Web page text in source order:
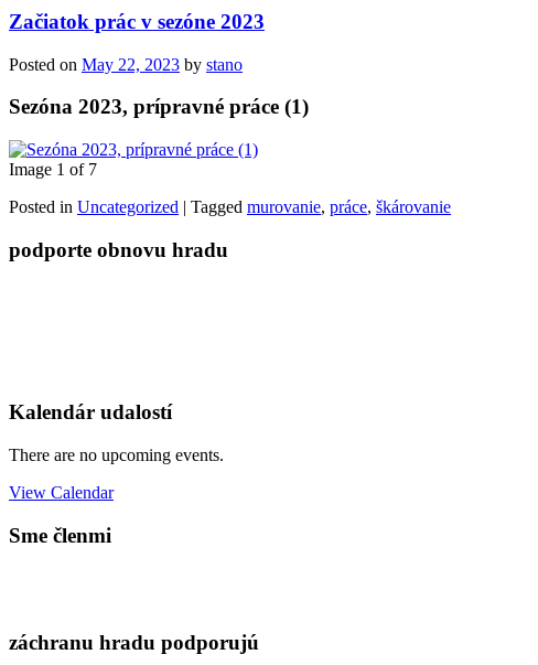
Začiatok prác v sezóne 2023
Posted on May 22, 2023 by stano
Sezóna 2023, prípravné práce (1)
Image 1 of 7
Posted in Uncategorized | Tagged murovanie, práce, škárovanie
podporte obnovu hradu
Kalendár udalostí
There are no upcoming events.
View Calendar
Sme členmi
záchranu hradu podporujú